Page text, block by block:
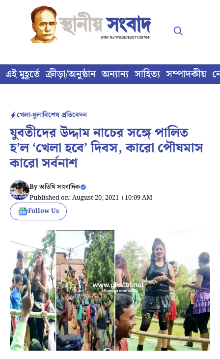
content
এই মুহূর্তে ক্রীড়া/অনুষ্ঠান অন্যান্য সাহিত্য সম্পাদকীয়
খেলা-ধুলাবিশেষ প্রতিবেদন
যুবতীদের উদ্দাম নাচের সঙ্গে পালিত
হ’ল ‘খেলা হবে’ দিবস, কারো পৌষমাস
কারো সর্বনাশ
Byঅতিথি সাংবাদিক
Published on: August 20, 2021 । 10:09 AM
Follow Us